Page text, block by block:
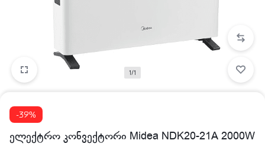
1/1
-39%
ელექტრო კონვექტორი Midea NDK20-21A 2000W